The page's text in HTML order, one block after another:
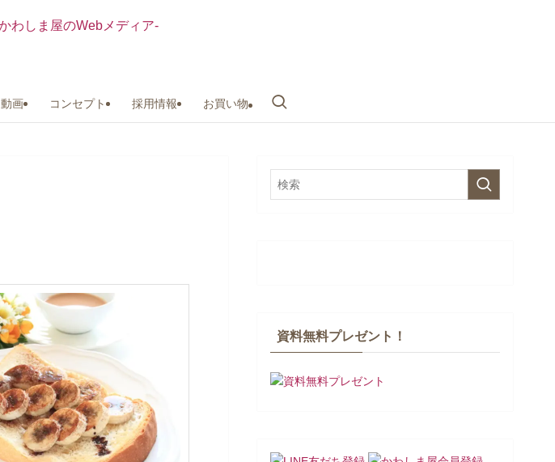
動画 コンセプト 採用情報 お買い物
資料無料プレゼント！